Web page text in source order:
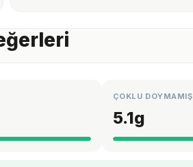
ÇOKLU DOYMAMIŞ
5.1g